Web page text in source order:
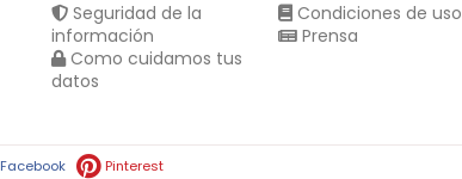
Seguridad de la
información
Como cuidamos tus
datos
Condiciones de uso
Prensa
Facebook Pinterest